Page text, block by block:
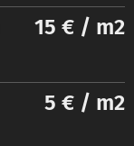
15 € / m2
5 € / m2